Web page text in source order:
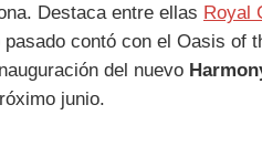
Destaca entre ellas Royal
contó con el Oasis of
del nuevo
junio.